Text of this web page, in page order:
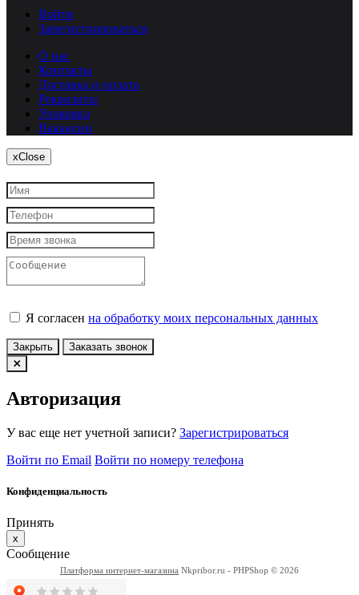
Войти
Зарегистрироваться
О нас
Контакты
Доставка и оплата
Реквизиты
Упаковка
Вакансии
xClose
Я согласен на обработку моих персональных данных
Закрыть Заказать звонок
Авторизация
У вас еще нет учетной записи? Зарегистрироваться
Войти по Email Войти по номеру телефона
Конфиденциальность
Принять
x
Сообщение
Платформа интернет-магазина Nkpribor.ru - PHPShop © 2026